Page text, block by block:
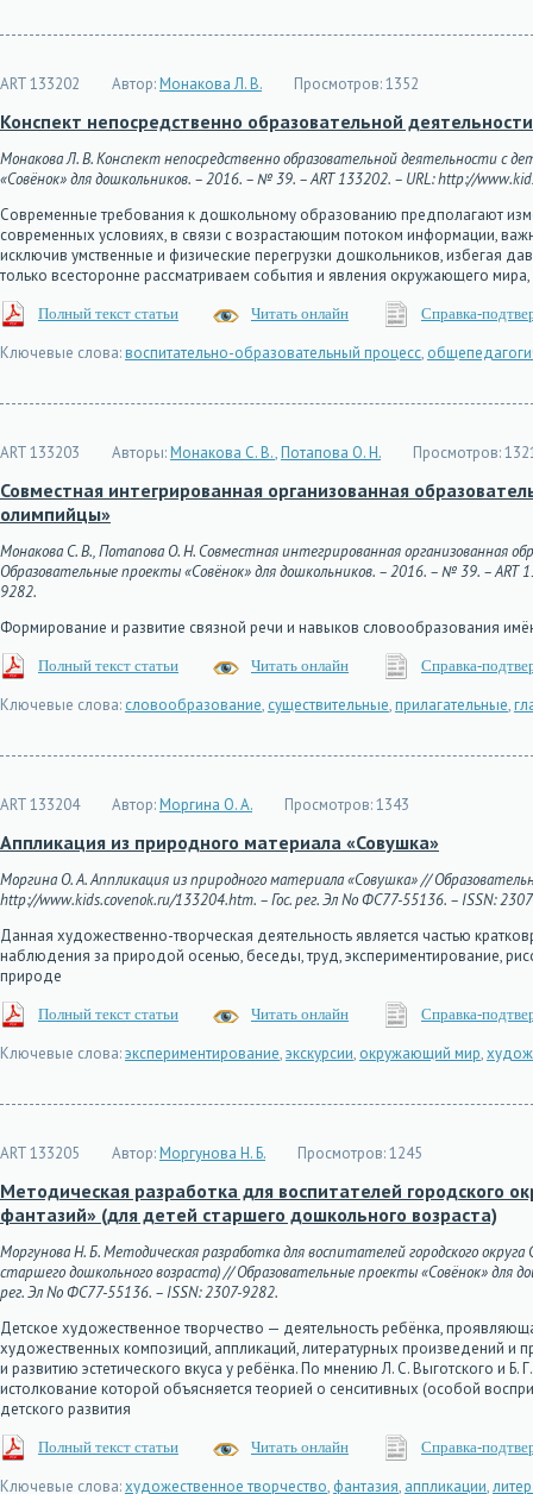
ART 133202 Автор:Монакова Л. В. Просмотров:1352
Конспект непосредственно образовательной
Монакова Л. В. Конспект непосредственно образовательной деятельности с
«Совёнок» для дошкольников. – 2016. – № 39. – ART 133202. – URL: http://
Современные требования к дошкольному образованию предполагают
современных условиях, в связи с возрастающим потоком информации,
исключив умственные и физические перегрузки дошкольников, избегая
только всесторонне рассматриваем события и явления окружающего
Полный текст статьи Читать онлайн Справка-
Ключевые слова:воспитательно-образовательный процесс,
ART 133203 Авторы:Монакова С. В.,Потапова О. Н. Просмотров:
Совместная интегрированная организованная
олимпийцы»
Монакова С. В., Потапова О. Н. Совместная интегрированная организованная
Образовательные проекты «Совёнок» для дошкольников. – 2016. – № 39. –
9282.
Формирование и развитие связной речи и навыков словообразования
Полный текст статьи Читать онлайн Справка-
Ключевые слова: словообразование, существительные,прилагательные,
ART 133204 Автор:Моргина О. А. Просмотров:1343
Аппликация из природного материала «Совушка»
Моргина О. А. Аппликация из природного материала «Совушка» //
http://www.kids.covenok.ru/133204.htm. – Гос. рег. Эл No ФС77-55136. – ISSN:
Данная художественно-творческая деятельность является частью
наблюдения за природой осенью, беседы, труд, экспериментирование,
природе
Полный текст статьи Читать онлайн Справка-
Ключевые слова:экспериментирование,экскурсии, окружающий мир,
ART 133205 Автор:Моргунова Н. Б. Просмотров:1245
Методическая разработка для воспитателей городского
фантазий» (для детей старшего дошкольного возраста)
Моргунова Н. Б. Методическая разработка для воспитателей городского
старшего дошкольного возраста) // Образовательные проекты «Совёнок» для
рег. Эл No ФС77-55136. – ISSN: 2307-9282.
Детское художественное творчество — деятельность ребёнка,
художественных композиций, аппликаций, литературных произведений и
и развитию эстетического вкуса у ребёнка. По мнению Л. С. Выготского и
истолкование которой объясняется теорией о сенситивных (особой
детского развития
Полный текст статьи Читать онлайн Справка-
Ключевые слова:художественное творчество, фантазия, аппликации,